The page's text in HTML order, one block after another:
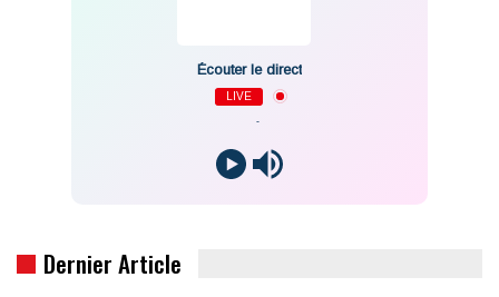
Écouter le direct
LIVE
Dernier Article